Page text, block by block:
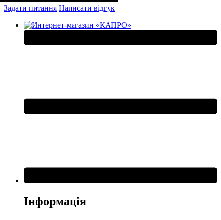
Задати питання Написати відгук
Інформація